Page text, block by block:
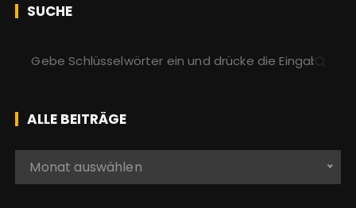
SUCHE
h
e
n
c
ALLE BEITRÄGE
Monat auswählen